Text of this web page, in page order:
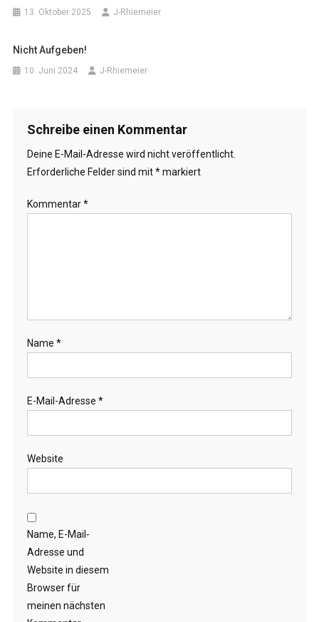
13. Oktober 2025 J-Rhiemeier
Nicht Aufgeben!
10. Juni 2024 J-Rhiemeier
Schreibe einen Kommentar
Deine E-Mail-Adresse wird nicht veröffentlicht.
Erforderliche Felder sind mit*markiert
Kommentar*
Name *
E-Mail-Adresse *
Website
Name, E-Mail-
Adresse und
Website in diesem
Browser für
meinen nächsten